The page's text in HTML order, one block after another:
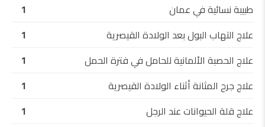
طبيبة نسائية في عمان
1
علاج التهاب البول بعد الولادة القيصرية
1
علاج الحصبة الألمانية للحامل في فترة الحمل
1
علاج جرح المثانة أثناء الولادة القيصرية
1
علاج قلة الحيوانات عند الرجل
1